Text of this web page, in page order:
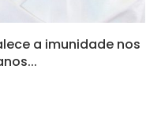
a imunidade nos